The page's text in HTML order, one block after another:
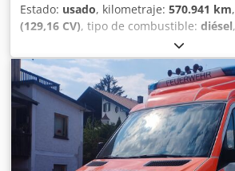
Estado: usado, kilometraje: 570.941 km
(129,16 CV), tipo de combustible: diésel
, primer registro:02/2014
(TÜV):07/2027, clase de emisión:Euro 6
número de asientos:6, Equipamiento:
electrónico de estabilidad (ESP), aire
cierre centralizado, filtro de hollín,
inmovilizador, vehículo accidentado, *
Mercedes-Benz Sprinter 313 Cdi
elevador para sillas de ruedas, aire